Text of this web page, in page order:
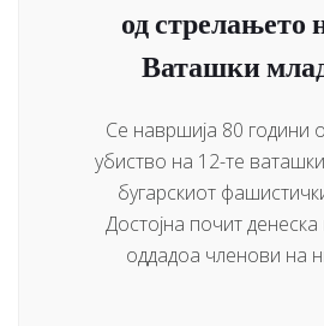
од стрелањето
Ваташки
Се навршија 80 години
убиство на 12-те
бугарскиот
Достојна почит
оддадоа членови на